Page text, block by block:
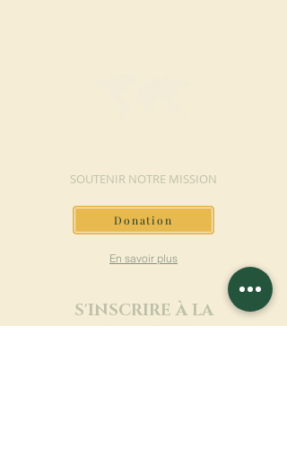
SOUTENIR NOTRE MISSION
Donation
En savoir plus
S'INSCRIRE À LA
NEWSLETTER